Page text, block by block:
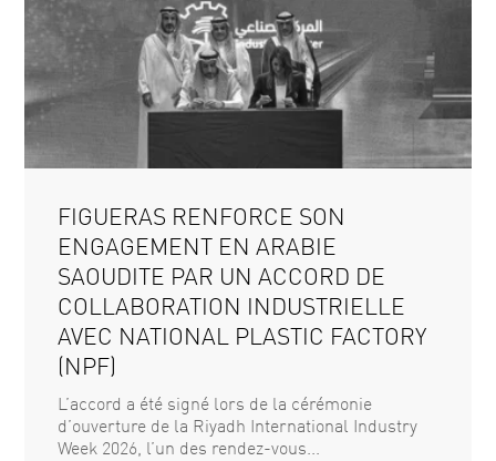
FIGUERAS RENFORCE SON
ENGAGEMENT EN ARABIE
SAOUDITE PAR UN ACCORD DE
COLLABORATION INDUSTRIELLE
AVEC NATIONAL PLASTIC FACTORY
(NPF)
L’accord a été signé lors de la cérémonie
d’ouverture de la Riyadh International Industry
Week 2026, l’un des rendez-vous...